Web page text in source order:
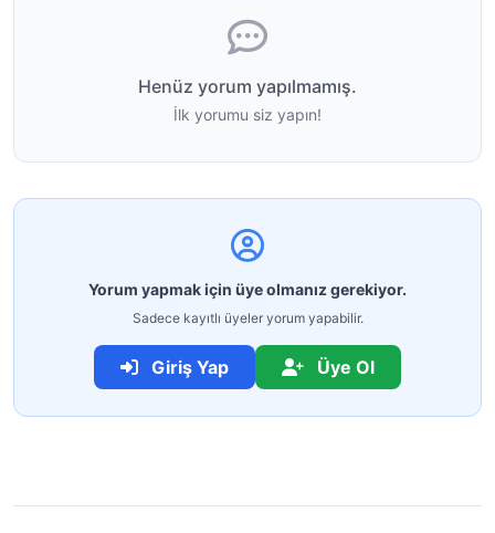
Henüz yorum yapılmamış.
İlk yorumu siz yapın!
Yorum yapmak için üye olmanız gerekiyor.
Sadece kayıtlı üyeler yorum yapabilir.
Giriş Yap Üye Ol